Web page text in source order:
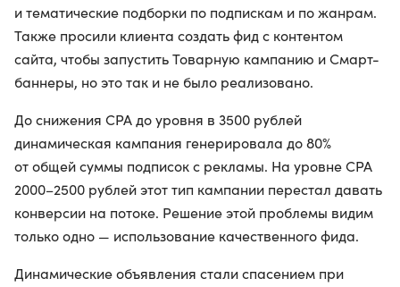
и тематические подборки по подпискам и по жанрам.
Также просили клиента создать фид с контентом
сайта, чтобы запустить Товарную кампанию и Смарт-
баннеры, но это так и не было реализовано.
До снижения CPA до уровня в 3500 рублей
динамическая кампания генерировала до 80%
от общей суммы подписок с рекламы. На уровне CPA
2000–2500 рублей этот тип кампании перестал давать
конверсии на потоке. Решение этой проблемы видим
только одно — использование качественного фида.
Динамические объявления стали спасением при